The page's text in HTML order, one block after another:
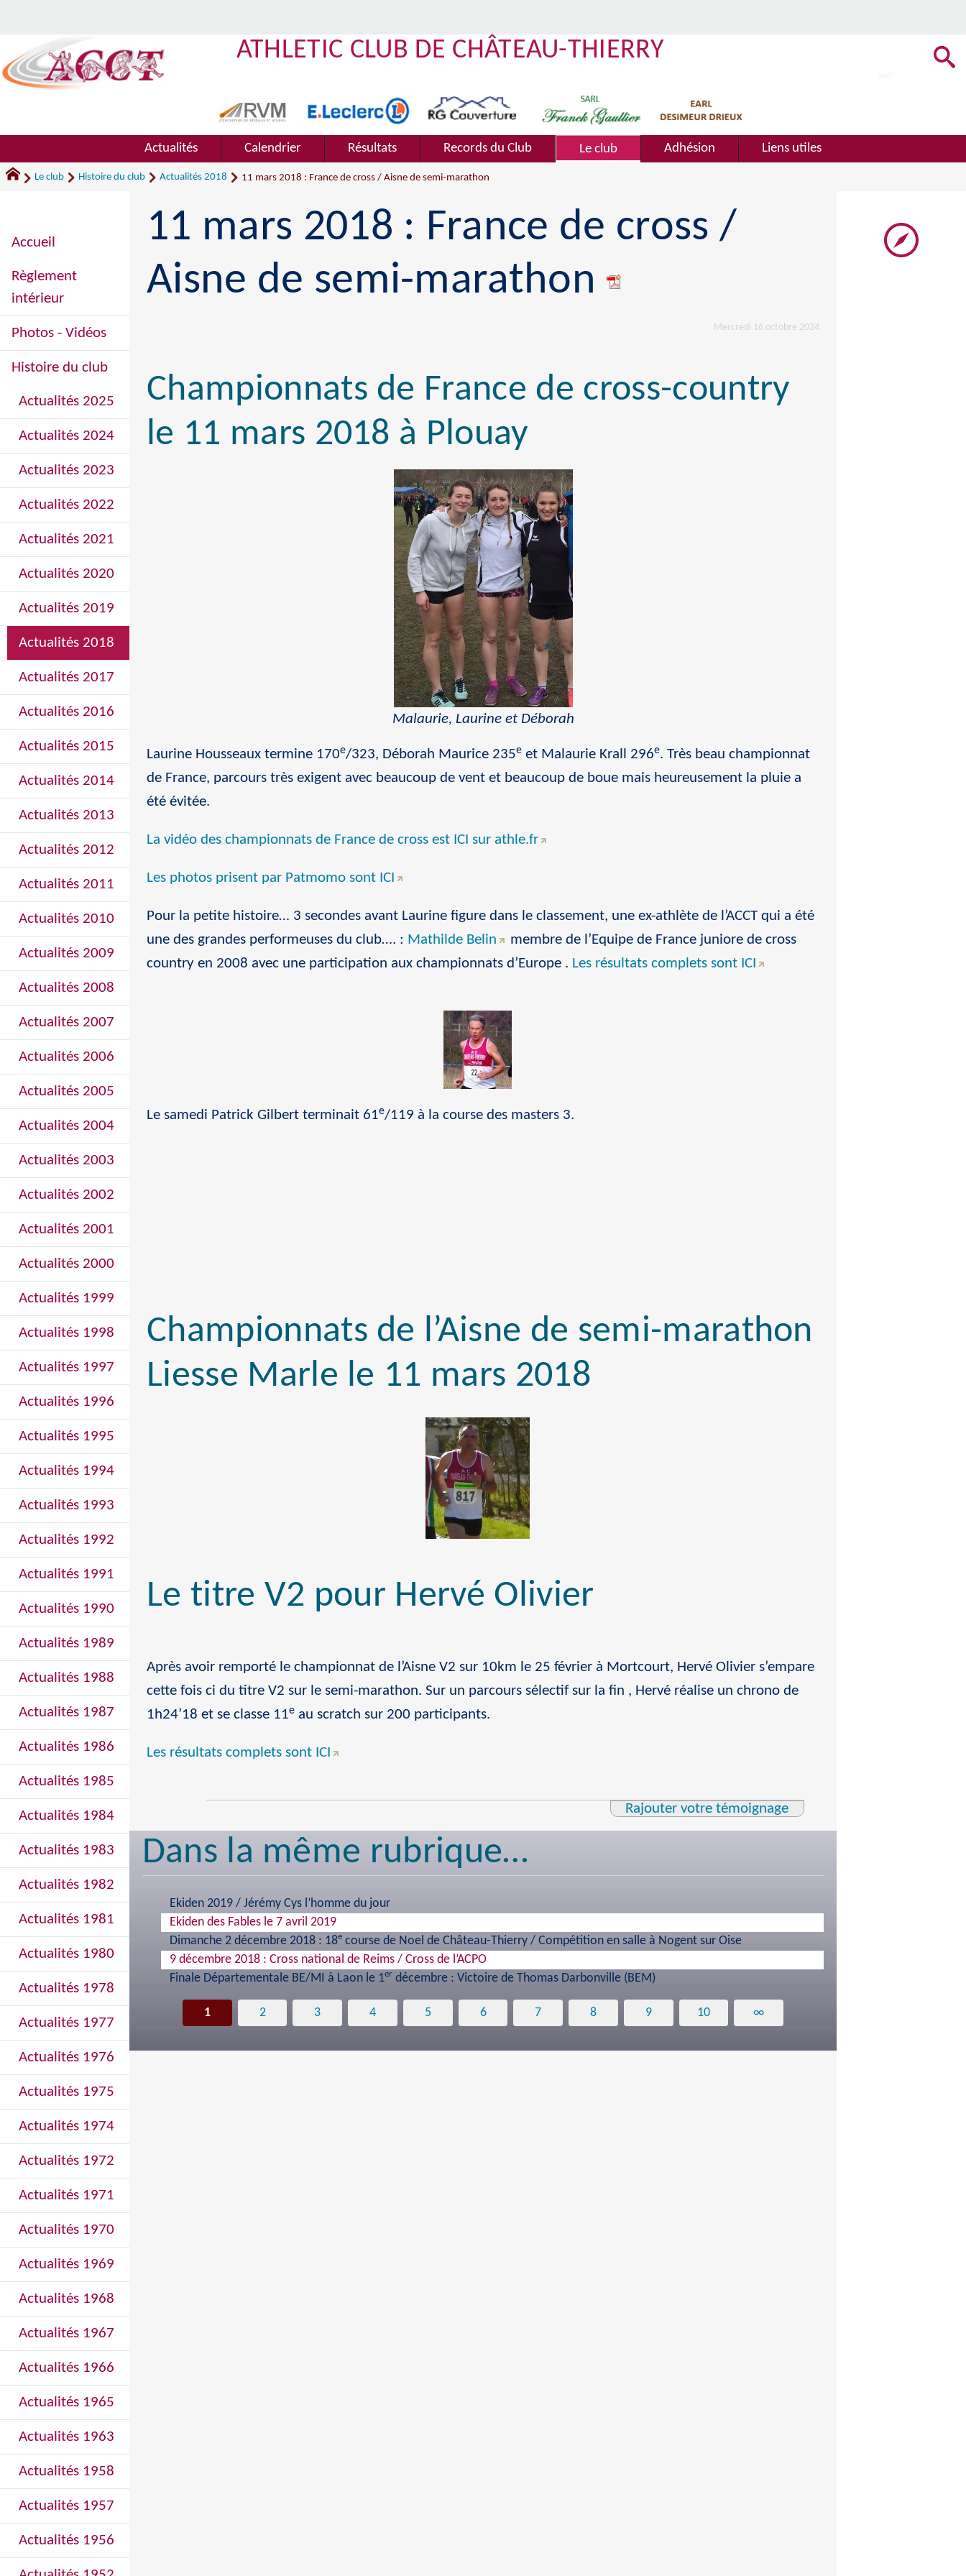
ATHLETIC CLUB DE CHÂTEAU-THIERRY
Actualités Calendrier Résultats Records du Club Le club Adhésion Liens utiles
Le club Histoire du club Actualités 2018 11 mars 2018 : France de cross / Aisne de semi-marathon
11 mars 2018 : France de cross /
Aisne de semi-marathon
Mercredi 16 octobre 2024
Championnats de France de cross-country
le 11 mars 2018 à Plouay
Malaurie, Laurine et Déborah
Laurine Housseaux termine 170e/323, Déborah Maurice 235e et Malaurie Krall 296e. Très beau championnat
de France, parcours très exigent avec beaucoup de vent et beaucoup de boue mais heureusement la pluie a
été évitée.
La vidéo des championnats de France de cross est ICI sur athle.fr
Les photos prisent par Patmomo sont ICI
Pour la petite histoire… 3 secondes avant Laurine figure dans le classement, une ex-athlète de l’ACCT qui a été
une des grandes performeuses du club…. : Mathilde Belin
membre de l’Equipe de France juniore de cross
country en 2008 avec une participation aux championnats d’Europe . Les résultats complets sont ICI
Le samedi Patrick Gilbert terminait 61e/119 à la course des masters 3.
Championnats de l’Aisne de semi-marathon
Liesse Marle le 11 mars 2018
Le titre V2 pour Hervé Olivier
Après avoir remporté le championnat de l’Aisne V2 sur 10km le 25 février à Mortcourt, Hervé Olivier s’empare
cette fois ci du titre V2 sur le semi-marathon. Sur un parcours sélectif sur la fin , Hervé réalise un chrono de
1h24’18 et se classe 11e au scratch sur 200 participants.
Les résultats complets sont ICI
Rajouter votre témoignage
Dans la même rubrique…
Ekiden 2019 / Jérémy Cys l’homme du jour
Ekiden des Fables le 7 avril 2019
Dimanche 2 décembre 2018 : 18e course de Noel de Château-Thierry / Compétition en salle à Nogent sur Oise
9 décembre 2018 : Cross national de Reims / Cross de l’ACPO
Finale Départementale BE/MI à Laon le 1er décembre : Victoire de Thomas Darbonville (BEM)
1 2 3 4 5 6 7 8 9 10 ∞
Accueil
Règlement
intérieur
Photos - Vidéos
Histoire du club
Actualités 2025
Actualités 2024
Actualités 2023
Actualités 2022
Actualités 2021
Actualités 2020
Actualités 2019
Actualités 2018
Actualités 2017
Actualités 2016
Actualités 2015
Actualités 2014
Actualités 2013
Actualités 2012
Actualités 2011
Actualités 2010
Actualités 2009
Actualités 2008
Actualités 2007
Actualités 2006
Actualités 2005
Actualités 2004
Actualités 2003
Actualités 2002
Actualités 2001
Actualités 2000
Actualités 1999
Actualités 1998
Actualités 1997
Actualités 1996
Actualités 1995
Actualités 1994
Actualités 1993
Actualités 1992
Actualités 1991
Actualités 1990
Actualités 1989
Actualités 1988
Actualités 1987
Actualités 1986
Actualités 1985
Actualités 1984
Actualités 1983
Actualités 1982
Actualités 1981
Actualités 1980
Actualités 1978
Actualités 1977
Actualités 1976
Actualités 1975
Actualités 1974
Actualités 1972
Actualités 1971
Actualités 1970
Actualités 1969
Actualités 1968
Actualités 1967
Actualités 1966
Actualités 1965
Actualités 1963
Actualités 1958
Actualités 1957
Actualités 1956